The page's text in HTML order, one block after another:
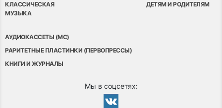
КЛАССИЧЕСКАЯ
МУЗЫКА
ДЕТЯМ И РОДИТЕЛЯМ
АУДИОКАССЕТЫ (MC)
РАРИТЕТНЫЕ ПЛАСТИНКИ (ПЕРВОПРЕССЫ)
КНИГИ И ЖУРНАЛЫ
Мы в соцсетях: